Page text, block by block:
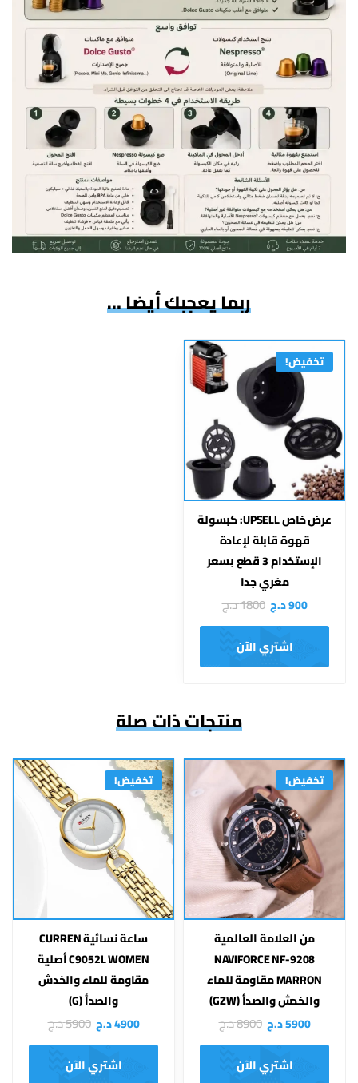
ربما يعجبك أيضا …
تخفيض!
عرض خاص UPSELL: كبسولة
قهوة قابلة لإعادة
الإستخدام 3 قطع بسعر
مغري جدا
900د.ج 1800د.ج
اشتري الآن
منتجات ذات صلة
تخفيض!
من العلامة العالمية
NAVIFORCE NF-9208
MARRON مقاومة للماء
والخدش والصدأ (GZW)
5900د.ج 8900د.ج
اشتري الآن
تخفيض!
ساعة نسائية CURREN
C9052L WOMEN أصلية
مقاومة للماء والخدش
والصدأ (G)
4900د.ج 5900د.ج
اشتري الآن